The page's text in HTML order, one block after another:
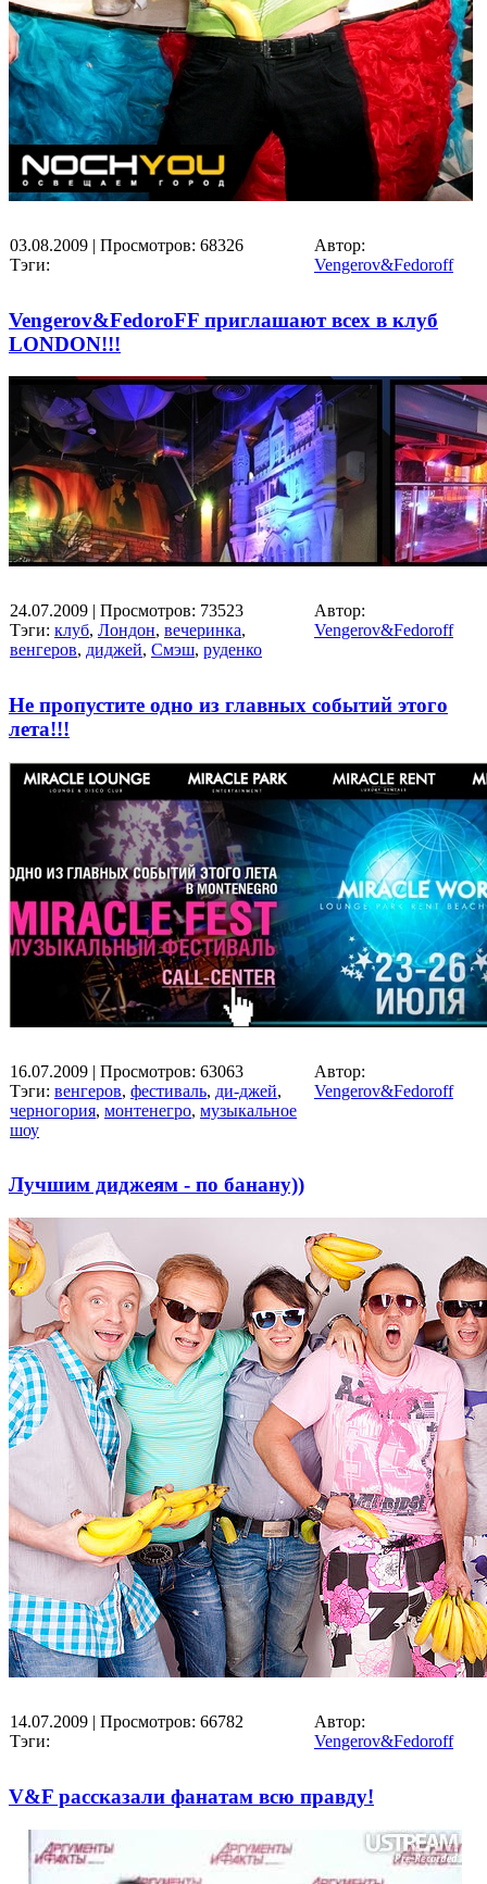
03.08.2009 | Просмотров: 68326
Тэги:
Автор:
Vengerov&Fedoroff
Vengerov&FedoroFF приглашают всех в клуб
LONDON!!!
24.07.2009 | Просмотров: 73523
Тэги: клуб, Лондон, вечеринка,
венгеров, диджей, Смэш, руденко
Автор:
Vengerov&Fedoroff
Не пропустите одно из главных событий этого
лета!!!
16.07.2009 | Просмотров: 63063
Тэги: венгеров, фестиваль, ди-джей,
черногория, монтенегро, музыкальное
шоу
Автор:
Vengerov&Fedoroff
Лучшим диджеям - по банану))
14.07.2009 | Просмотров: 66782
Тэги:
Автор:
Vengerov&Fedoroff
V&F рассказали фанатам всю правду!